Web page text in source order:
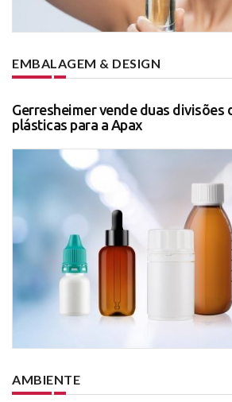
EMBALAGEM & DESIGN
Gerresheimer vende duas divisões
plásticas para a Apax
AMBIENTE